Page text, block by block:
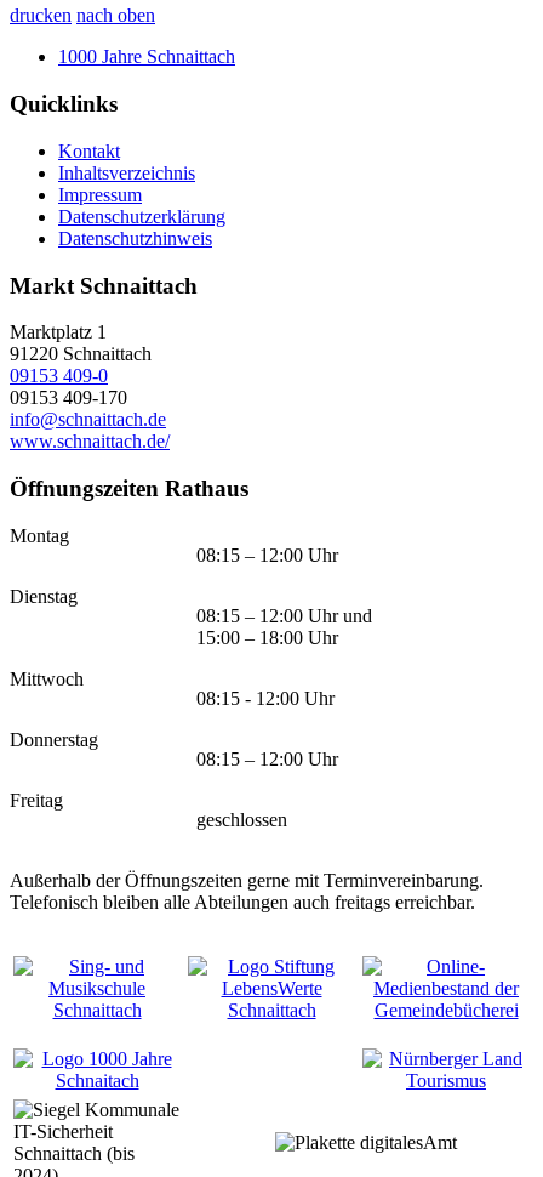
drucken nach oben
1000 Jahre Schnaittach
Quicklinks
Kontakt
Inhaltsverzeichnis
Impressum
Datenschutzerklärung
Datenschutzhinweis
Markt Schnaittach
Marktplatz 1
91220 Schnaittach
09153 409-0
09153 409-170
info@schnaittach.de
www.schnaittach.de/
Öffnungszeiten Rathaus
Montag
08:15 – 12:00 Uhr
Dienstag
08:15 – 12:00 Uhr und
15:00 – 18:00 Uhr
Mittwoch
08:15 - 12:00 Uhr
Donnerstag
08:15 – 12:00 Uhr
Freitag
geschlossen
Außerhalb der Öffnungszeiten gerne mit Terminvereinbarung.
Telefonisch bleiben alle Abteilungen auch freitags erreichbar.